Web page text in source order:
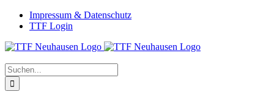
Zum
Inhalt
Facebook
InstagramImpressum & Datenschutz
TTF Login
Suche
nach: